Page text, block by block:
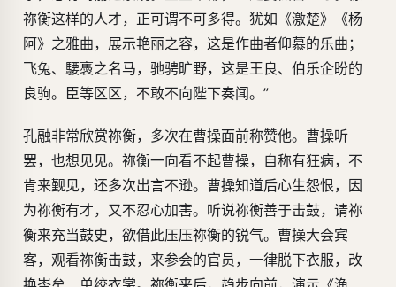
祢衡这样的人才，正可谓不可多得。犹如《激楚》《杨
阿》之雅曲，展示艳丽之容，这是作曲者仰慕的乐曲；
飞兔、騕褭之名马，驰骋旷野，这是王良、伯乐企盼的
良驹。臣等区区，不敢不向陛下奏闻。”
孔融非常欣赏祢衡，多次在曹操面前称赞他。曹操听
罢，也想见见。祢衡一向看不起曹操，自称有狂病，不
肯来觐见，还多次出言不逊。曹操知道后心生怨恨，因
为祢衡有才，又不忍心加害。听说祢衡善于击鼓，请祢
衡来充当鼓史，欲借此压压祢衡的锐气。曹操大会宾
客，观看祢衡击鼓，来参会的官员，一律脱下衣服，改